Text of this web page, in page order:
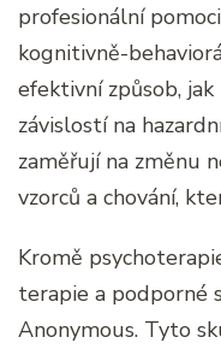
profesionální
kognitivně-
efektivní způsob,
závislostí na
zaměřují na změnu
vzorců a chování,
Kromě
terapie a podporné
Anonymous. Tyto